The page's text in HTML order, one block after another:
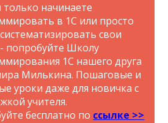
только начинаете
в 1С или просто
свои
попробуйте Школу
1С нашего друга
Милькина. Пошаговые и
уроки даже для новичка с
учителя.
бесплатно по ссылке >>